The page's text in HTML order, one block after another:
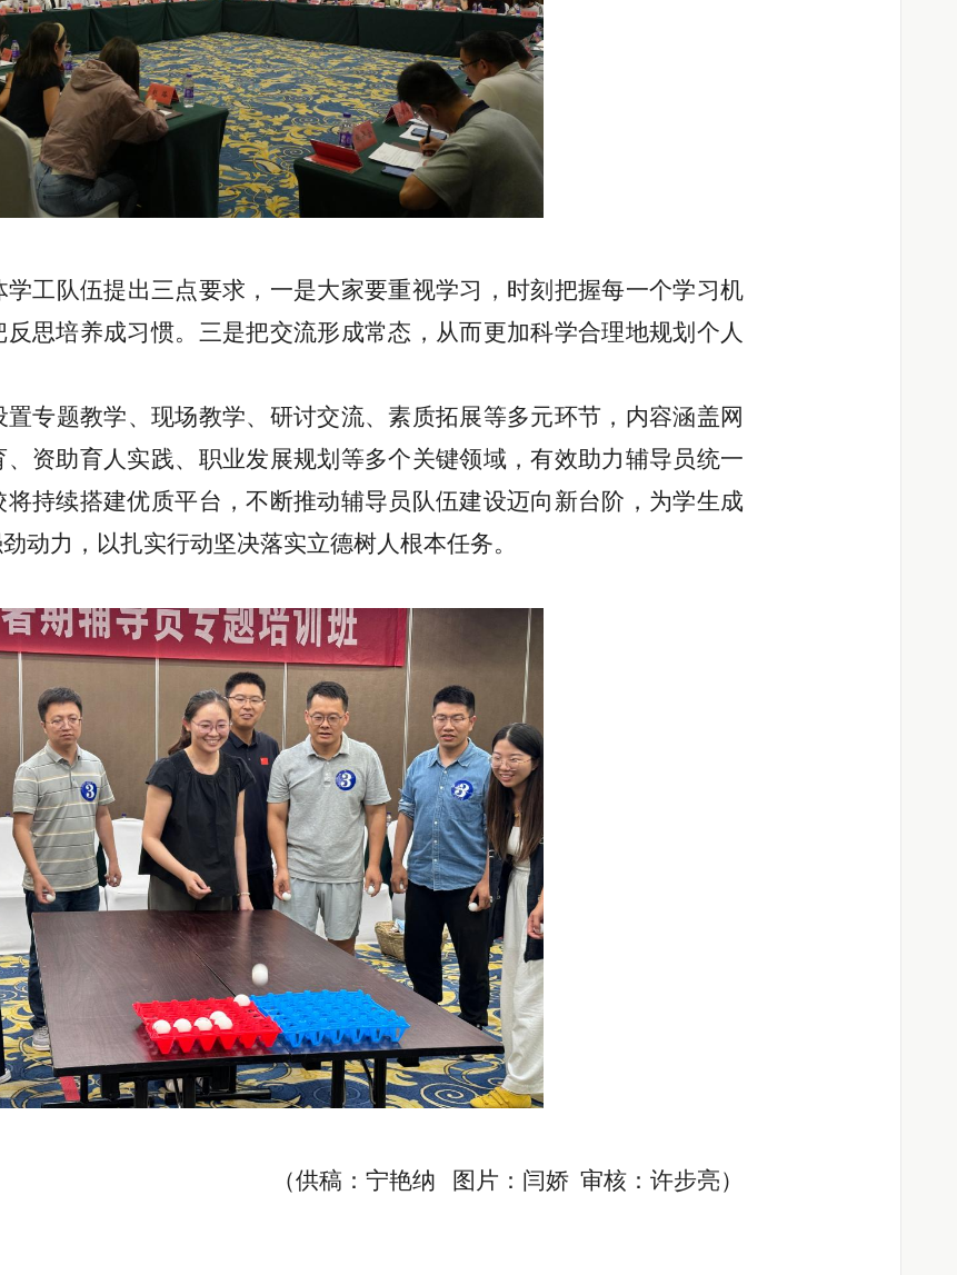
工队伍提出三点要求，一是大家要重视学习，时刻把握每一个学习机
思培养成习惯。三是把交流形成常态，从而更加科学合理地规划个人
置专题教学、现场教学、研讨交流、素质拓展等多元环节，内容涵盖网
资助育人实践、职业发展规划等多个关键领域，有效助力辅导员统一
持续搭建优质平台，不断推动辅导员队伍建设迈向新台阶，为学生成
动力，以扎实行动坚决落实立德树人根本任务。
（供稿 ：宁艳纳 图片：闫娇 审核：许步亮）